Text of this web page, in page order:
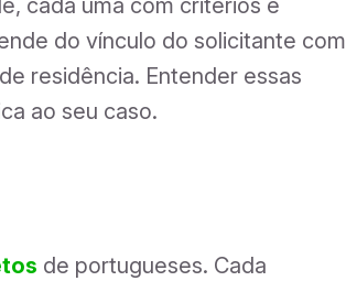
cada uma com critérios e
do vínculo do solicitante com
residência. Entender essas
ao seu caso.
de portugueses. Cada